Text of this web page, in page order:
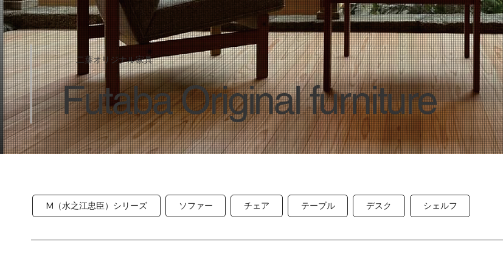
M（水之江忠臣）シリーズ ソファー チェア テーブル デスク シェルフ
二葉オリジナル家具
Futaba Original furniture